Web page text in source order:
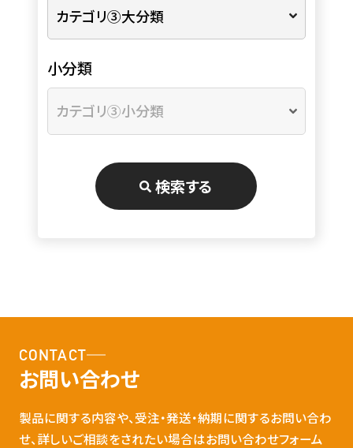
小分類
検索する
CONTACT
お問い合わせ
製品に関する内容や、受注・発送・納期に関するお問い合わ
せ、詳しいご相談をされたい場合はお問い合わせフォーム